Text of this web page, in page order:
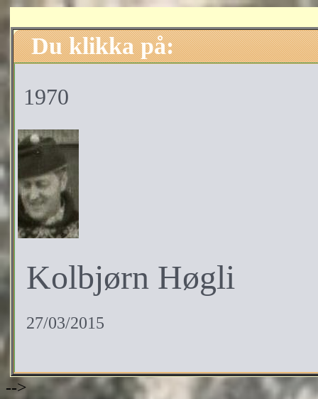
Du klikka på:
1970
Kolbjørn Høgli
27/03/2015
-->